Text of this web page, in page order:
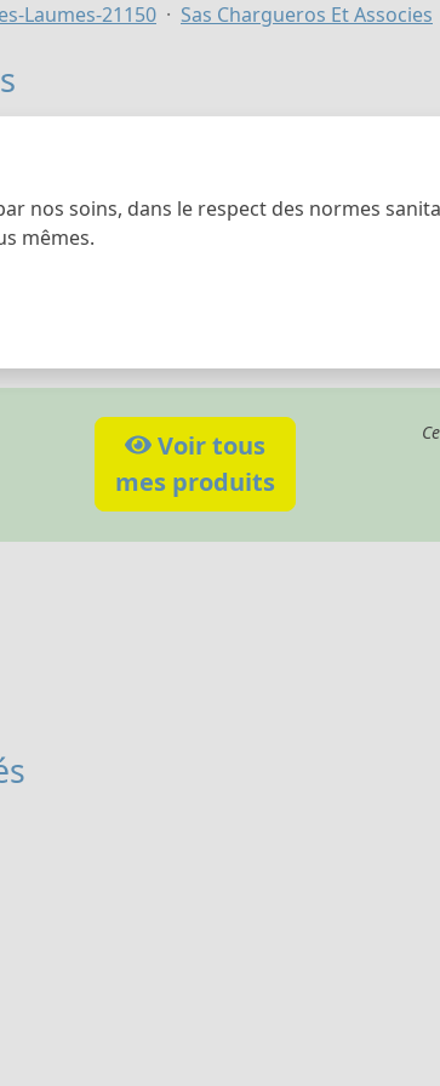
Laumes-21150 Sas Chargueros Et Associes
nos soins, dans le respect des normes
mêmes.
Voir tous
mes produits